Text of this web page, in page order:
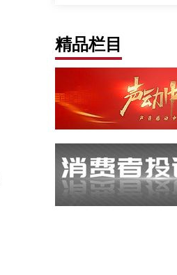
精品栏目